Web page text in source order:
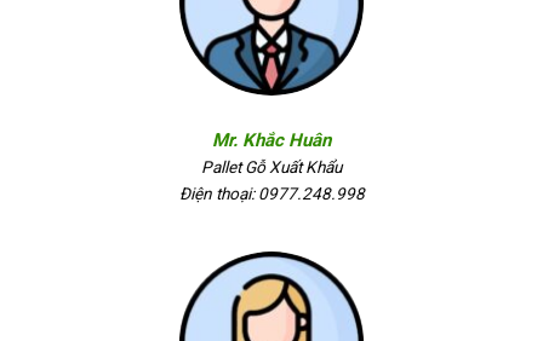
Mr. Khắc Huân
Pallet Gỗ Xuất Khẩu
Điện thoại: 0977.248.998